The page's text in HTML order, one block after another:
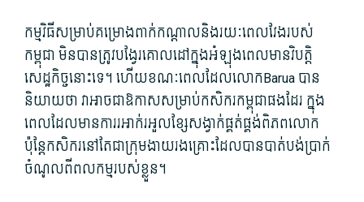
កម្មវិធី​សម្រាប់​គម្រោង​ពាក់កណ្តាល​និង​រយៈពេល​វែង​របស់​
កម្ពុជា មិនបាន​ត្រូវ​បង្វែរ​គោលដៅ​ក្នុងអំឡុងពេល​មាន​វិបត្តិ
សេដ្ឋកិច្ច​នោះ​ទេ។ ហើយ​ខណៈ​ពេល​ដែល​លោកBarua បាន​
និយាយ​ថា វា​អាច​ជា​ឱកាស​សម្រាប់​កសិករ​កម្ពុជា​ផង​ដែរ ក្នុង​
ពេល​ដែល​មានការ​រអាក់រអួល​ខ្សែ​សង្វាក់​ផ្គត់ផ្គង់​ពិភពលោក
ប៉ុន្តែ​កសិករ​នៅតែ​ជា​ក្រុម​ងាយ​រងគ្រោះ​ដែល​បាន​បាត់បង់​ប្រាក់
ចំណូល​ពី​ពលកម្ម​របស់​ខ្លួន។